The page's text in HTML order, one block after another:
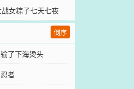
女粽子七天七夜
倒序
了下海烫头
者